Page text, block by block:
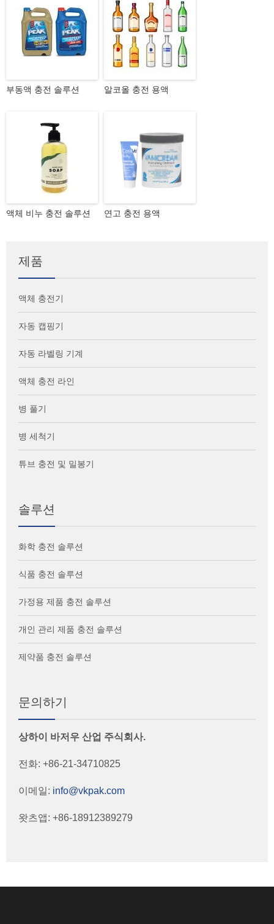
부동액 충전 솔루션 알코올 충전 용액
액체 비누 충전 솔루션 연고 충전 용액
제품
액체 충전기
자동 캡핑기
자동 라벨링 기계
액체 충전 라인
병 풀기
병 세척기
튜브 충전 및 밀봉기
솔루션
화학 충전 솔루션
식품 충전 솔루션
가정용 제품 충전 솔루션
개인 관리 제품 충전 솔루션
제약품 충전 솔루션
문의하기
상하이 바저우 산업 주식회사.
전화: +86-21-34710825
이메일: info@vkpak.com
왓츠앱: +86-18912389279